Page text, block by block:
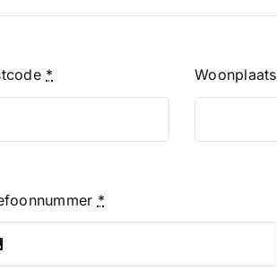
* Woonplaats
*